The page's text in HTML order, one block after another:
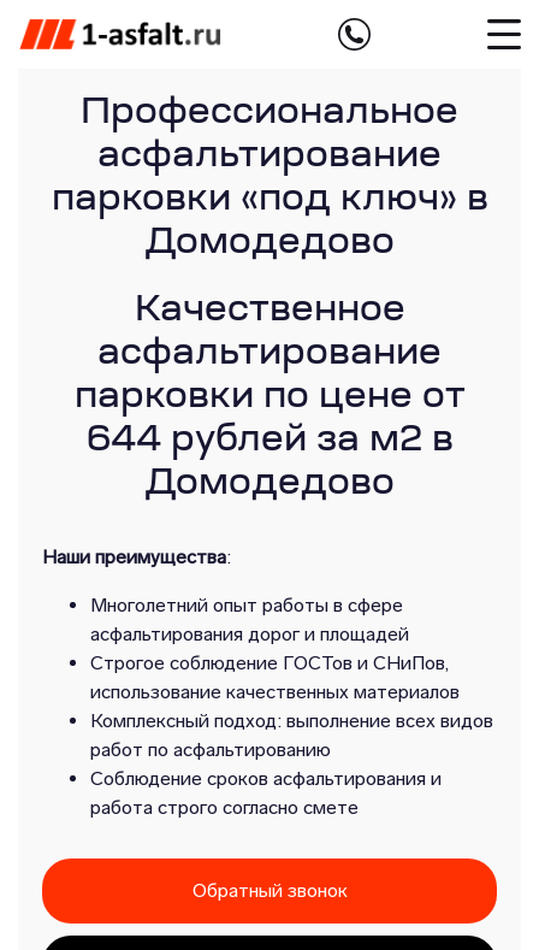
Профессиональное
асфальтирование
парковки «под ключ» в
Домодедово
Качественное
асфальтирование
парковки по цене от
644 рублей за м2 в
Домодедово
Наши преимущества:
Многолетний опыт работы в сфере
асфальтирования дорог и площадей
Строгое соблюдение ГОСТов и СНиПов,
использование качественных материалов
Комплексный подход: выполнение всех видов
работ по асфальтированию
Соблюдение сроков асфальтирования и
работа строго согласно смете
Обратный звонок